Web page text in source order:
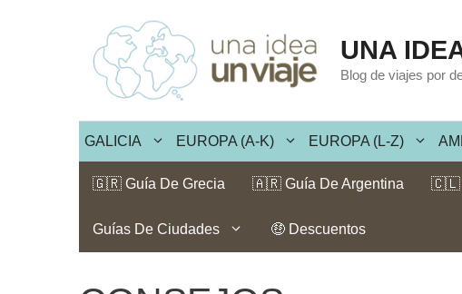
contenido
UNA
Blog de viajes por
GALICIA EUROPA (A-K) EUROPA (L-Z)
🇬🇷 Guía De Grecia 🇦🇷 Guía De Argentina 🇨🇱
Guías De Ciudades 🤑 Descuentos